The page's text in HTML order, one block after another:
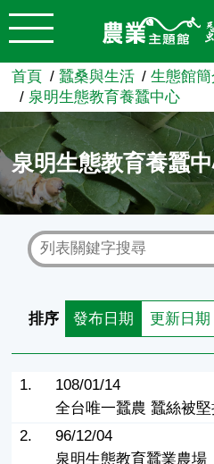
跳到主要內容
農業知識入口網
首頁 蠶桑與生活
生態館簡
泉明生態教育養蠶中心
泉明生態教育養蠶
排序 發布日期 更新日期
1.
108/01/14
全台唯一蠶農 蠶絲被
2.
96/12/04
泉明生態教育蠶業農場